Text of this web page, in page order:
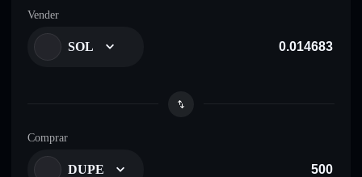
Vender
SOL
Comprar
DUPE